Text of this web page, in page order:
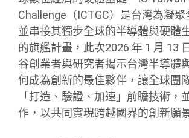
Challenge（ICTGC）是台灣為凝聚
並串接其獨步全球的半導體與硬體
的旗艦計畫，此次2026 年 1 月 13
谷創業者與研究者揭示台灣半導體
何成為創新的最佳夥伴，讓全球團
「打造、驗證、加速」前瞻技術，
作，以共同實現跨越國界的創新願